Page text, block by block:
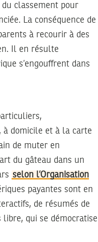
du classement pour
La conséquence de
à recourir à des
Il en résulte
s’engouffrent dans
à domicile et à la carte
de muter en
du gâteau dans un
selon l’Organisation
payantes sont en
de résumés de
qui se démocratise